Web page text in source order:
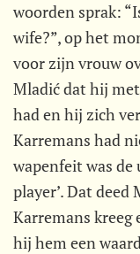
woorden sprak:
wife?”, op het
voor zijn vrouw
Mladić dat hij
had en hij zich
Karremans had
wapenfeit was de
player’. Dat
Karremans kreeg
hij hem een